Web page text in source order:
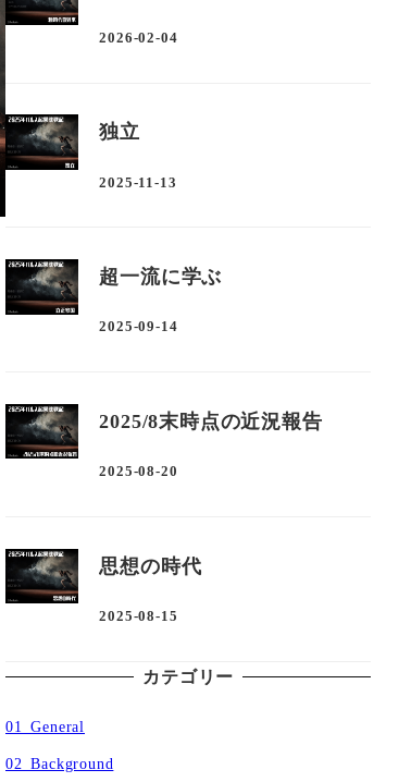
2026-02-04
独立
2025-11-13
超一流に学ぶ
2025-09-14
2025/8末時点の近況報告
2025-08-20
思想の時代
2025-08-15
カテゴリー
01_General
02_Background